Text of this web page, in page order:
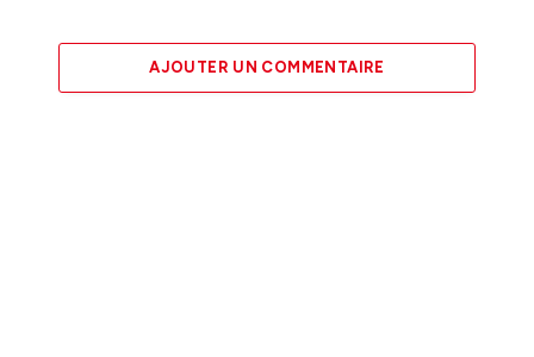
AJOUTER UN COMMENTAIRE